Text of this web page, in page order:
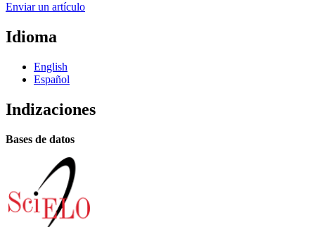
Enviar un artículo
Idioma
English
Español
Indizaciones
Bases de datos